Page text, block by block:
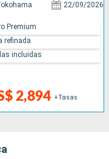
22/09/2026
2,894 +Tasas
Premium
refinada
incluidas